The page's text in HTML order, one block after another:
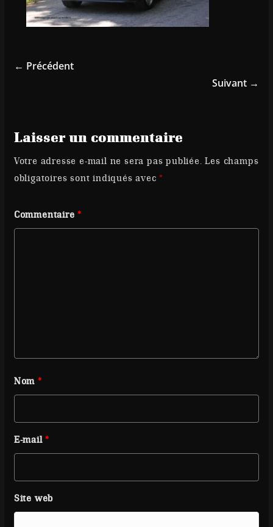
← Précédent
Suivant →
Laisser un commentaire
Votre adresse e-mail ne sera pas publiée. Les champs
obligatoires sont indiqués avec*
Commentaire*
Nom *
E-mail*
Site web